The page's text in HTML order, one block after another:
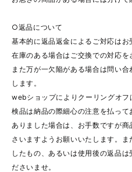
○返品について
基本的に返品返金によるご対応はお
在庫のある場合はご交換での対応を
また万が一欠陥がある場合は問い
します。
webショップによりクーリングオフ
検品は納品の際細心の注意を払っ
ありました場合は、お手数ですが
さいますようお願いいたします。
したもの、あるいは使用後の返品
ださいませ。